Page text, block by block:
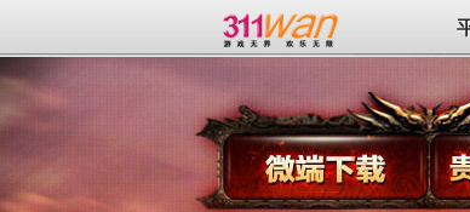
311wan平台